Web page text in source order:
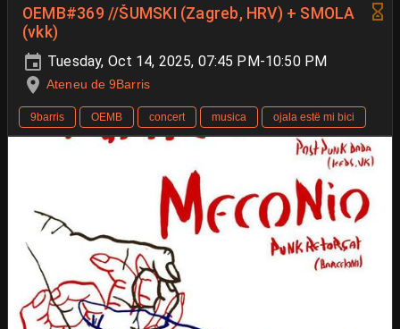
OEMB#369 //ŠUMSKI (Zagreb, HRV) + SMOLA
(vkk)
Tuesday, Oct 14, 2025, 07:45 PM-10:50 PM
Ateneu de 9Barris
9barris OEMB concert musica ojala estë mi bici